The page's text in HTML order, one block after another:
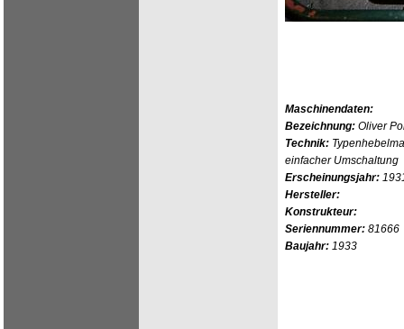
Maschinendaten:
Bezeichnung: Oliver
Technik:
einfacher Umschaltung
Erscheinungsjahr:
Hersteller:
Konstrukteur:
Seriennummer: 81666
Baujahr: 1933